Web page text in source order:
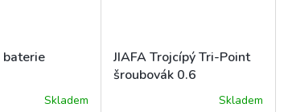
baterie
Skladem
JIAFA Trojcípý Tri-Point
šroubovák 0.6
Skladem